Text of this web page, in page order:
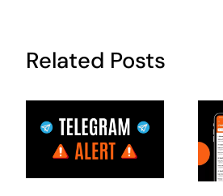
Related Posts